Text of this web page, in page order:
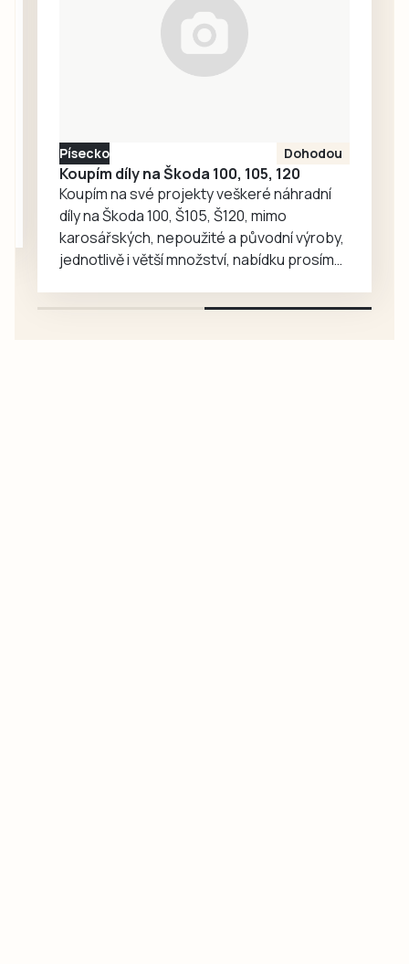
Písecko Dohodou
Koupím díly na Škoda 100, 105, 120
Koupím na své projekty veškeré náhradní
díly na Škoda 100, Š105, Š120, mimo
karosářských, nepoužité a původní výroby,
jednotlivě i větší množství, nabídku prosím